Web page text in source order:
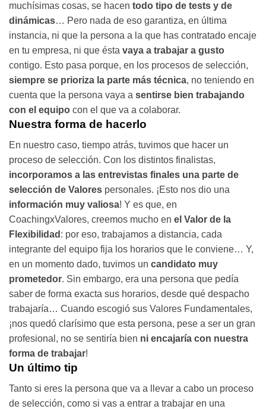
muchísimas cosas, se hacen todo tipo de tests y de
dinámicas… Pero nada de eso garantiza, en última
instancia, ni que la persona a la que has contratado encaje
en tu empresa, ni que ésta vaya a trabajar a gusto
contigo. Esto pasa porque, en los procesos de selección,
siempre se prioriza la parte más técnica, no teniendo en
cuenta que la persona vaya a sentirse bien trabajando
con el equipo con el que va a colaborar.
Nuestra forma de hacerlo
En nuestro caso, tiempo atrás, tuvimos que hacer un
proceso de selección. Con los distintos finalistas,
incorporamos a las entrevistas finales una parte de
selección de Valores personales. ¡Esto nos dio una
información muy valiosa! Y es que, en
CoachingxValores, creemos mucho en el Valor de la
Flexibilidad : por eso, trabajamos a distancia, cada
integrante del equipo fija los horarios que le conviene… Y,
en un momento dado, tuvimos un candidato muy
prometedor. Sin embargo, era una persona que pedía
saber de forma exacta sus horarios, desde qué despacho
trabajaría… Cuando escogió sus Valores Fundamentales,
¡nos quedó clarísimo que esta persona, pese a ser un gran
profesional, no se sentiría bien ni encajaría con nuestra
forma de trabajar!
Un último tip
Tanto si eres la persona que va a llevar a cabo un proceso
de selección, como si vas a entrar a trabajar en una